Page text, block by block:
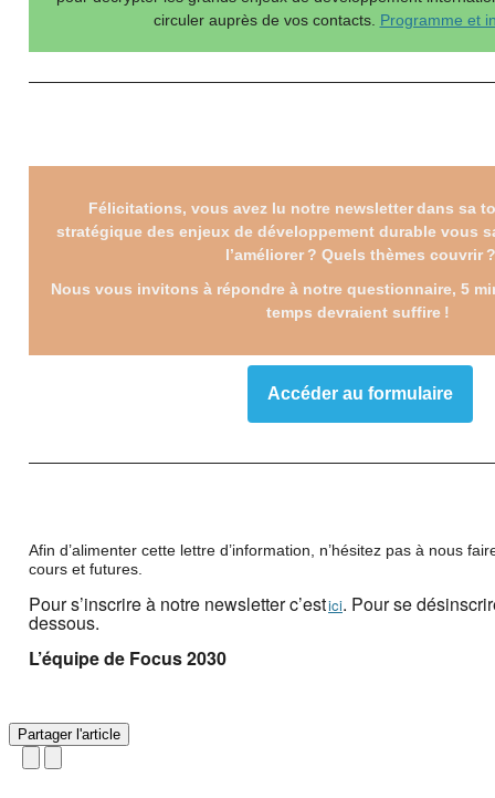
circuler auprès de vos contacts. Programme et
Félicitations, vous avez lu notre newsletter dans sa
stratégique des enjeux de développement durable vous
l’améliorer ? Quels thèmes couvrir ?
Nous vous invitons à répondre à notre questionnaire, 5
temps devraient suffire !
Accéder au formulaire
Afin d’alimenter cette lettre d’information, n’hésitez pas à nous
cours et futures.
Pour s’inscrire à notre newsletter c’estici. Pour se
dessous.
L’équipe de Focus 2030
Partager l'article